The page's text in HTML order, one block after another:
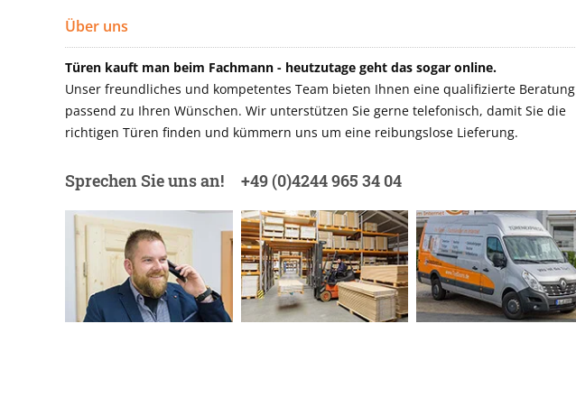
Über uns
Türen kauft man beim Fachmann - heutzutage geht das sogar online.
Unser freundliches und kompetentes Team bieten Ihnen eine qualifizierte Beratung
passend zu Ihren Wünschen. Wir unterstützen Sie gerne telefonisch, damit Sie die
richtigen Türen finden und kümmern uns um eine reibungslose Lieferung.
Sprechen Sie uns an! +49 (0)4244 965 34 04